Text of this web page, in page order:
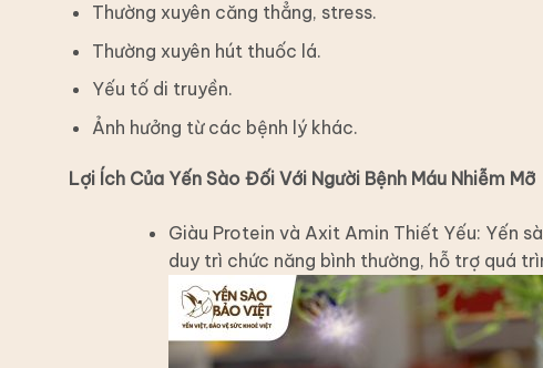
Thường xuyên căng thẳng, stress.
Thường xuyên hút thuốc lá.
Yếu tố di truyền.
Ảnh hưởng từ các bệnh lý khác.
Lợi Ích Của Yến Sào Đối Với Người Bệnh Máu Nhiễm Mỡ
Giàu Protein và Axit Amin Thiết Yếu: Yến
duy trì chức năng bình thường, hỗ trợ quá